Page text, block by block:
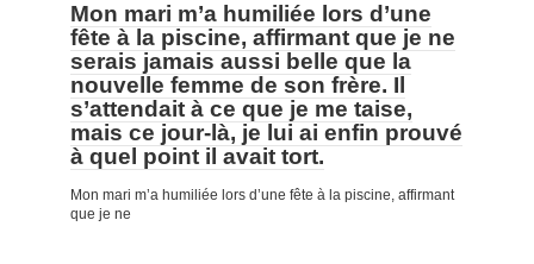
Mon mari m’a humiliée lors d’une
fête à la piscine, affirmant que je ne
serais jamais aussi belle que la
nouvelle femme de son frère. Il
s’attendait à ce que je me taise,
mais ce jour-là, je lui ai enfin prouvé
à quel point il avait tort.
Mon mari m’a humiliée lors d’une fête à la piscine, affirmant
que je ne